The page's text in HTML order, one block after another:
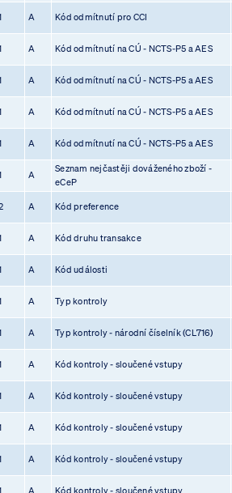
A Kód odmítnutí pro CCI
A Kód odmítnutí na CÚ - NCTS-P5 a AES
A Kód odmítnutí na CÚ - NCTS-P5 a AES
A Kód odmítnutí na CÚ - NCTS-P5 a AES
A Kód odmítnutí na CÚ - NCTS-P5 a AES
A
Seznam nejčastěji dováženého zboží -
eCeP
A Kód preference
A Kód druhu transakce
A Kód události
A Typ kontroly
A Typ kontroly - národní číselník (CL716)
A Kód kontroly - sloučené vstupy
A Kód kontroly - sloučené vstupy
A Kód kontroly - sloučené vstupy
A Kód kontroly - sloučené vstupy
A Kód kontroly - sloučené vstupy